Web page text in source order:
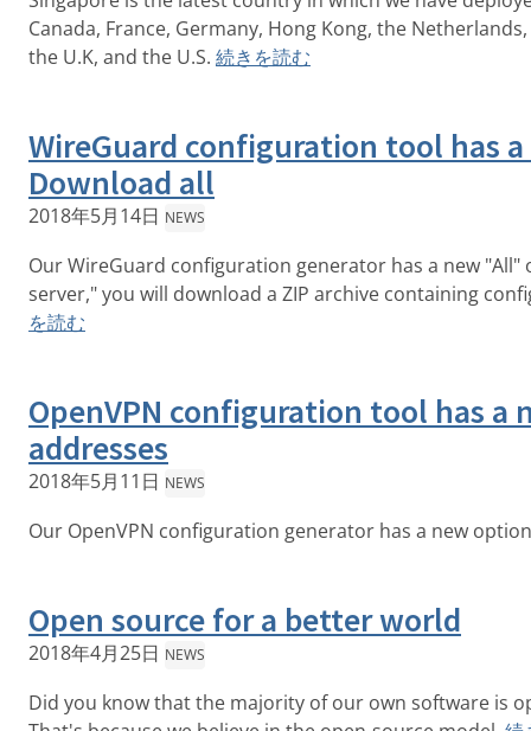
Canada, France, Germany, Hong Kong, the
the U.K, and the U.S. 続きを読む
WireGuard configuration tool has
Download all
2018年5月14日 NEWS
Our WireGuard configuration generator has a new
server," you will download a ZIP archive containing
を読む
OpenVPN configuration tool has a
addresses
2018年5月11日 NEWS
Our OpenVPN configuration generator has a new
Open source for a better world
2018年4月25日 NEWS
Did you know that the majority of our own software is